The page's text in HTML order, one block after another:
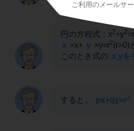
ご利用のメールサ
円の方程式：x2+y2=r
x ×x+ y ×y=r2(r>0)
このとき式の x,yを
すると、 px+qy=r2